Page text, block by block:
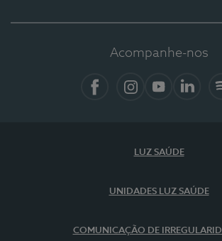
Acompanhe-nos
LUZ SAÚDE
UNIDADES LUZ SAÚDE
COMUNICAÇÃO DE